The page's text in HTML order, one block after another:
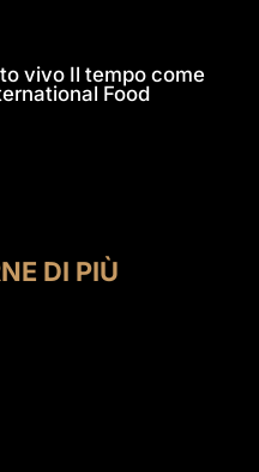
vivo Il tempo come
Food
DI PIÙ